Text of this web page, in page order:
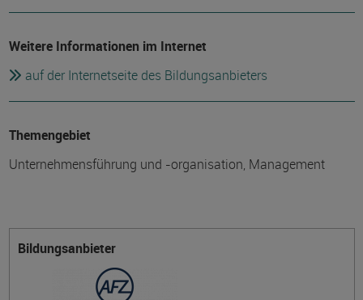
Weitere Informationen im Internet
auf der Internetseite des Bildungsanbieters
Themengebiet
Unternehmensführung und -organisation, Management
Bildungsanbieter